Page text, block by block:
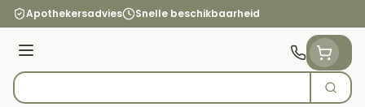
Ga naar de inhoud
Apothekersadvies Snelle beschikbaarheid
Menu
Product, merk, categorie...
Zoek